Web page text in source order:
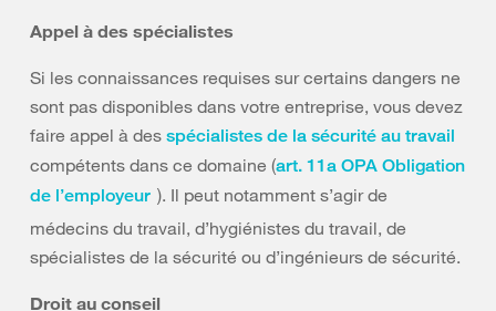
Appel à des spécialistes
Si les connaissances requises sur certains dangers ne
sont pas disponibles dans votre entreprise, vous devez
faire appel à des spécialistes de la sécurité au travail
compétents dans ce domaine (art. 11a OPA Obligation
de l’employeur ). Il peut notamment s’agir de
médecins du travail, d’hygiénistes du travail, de
spécialistes de la sécurité ou d’ingénieurs de sécurité.
Droit au conseil